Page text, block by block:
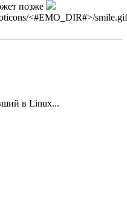
позже
<#EMO_DIR#>/
в Linux...